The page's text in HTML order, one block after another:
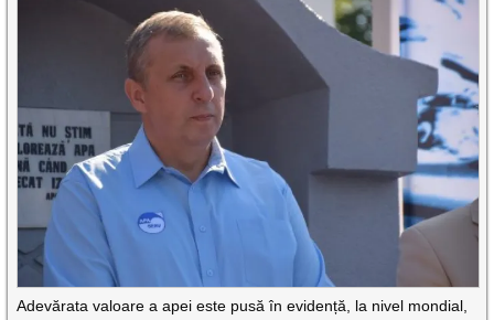
Adevărata valoare a apei este pusă în evidență, la nivel mondial,